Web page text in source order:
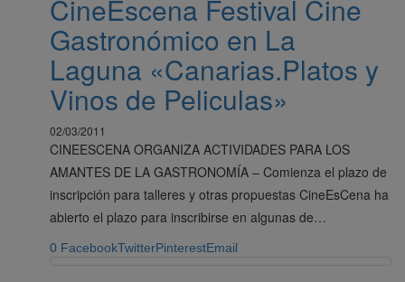
CineEscena Festival Cine
Gastronómico en La
Laguna «Canarias.Platos y
Vinos de Peliculas»
02/03/2011
CINEESCENA ORGANIZA ACTIVIDADES PARA LOS
AMANTES DE LA GASTRONOMÍA – Comienza el plazo de
inscripción para talleres y otras propuestas CineEsCena ha
abierto el plazo para inscribirse en algunas de…
0 FacebookTwitterPinterestEmail